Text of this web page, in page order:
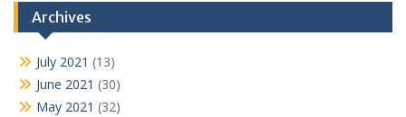
Archives
July 2021 (13)
June 2021 (30)
May 2021 (32)